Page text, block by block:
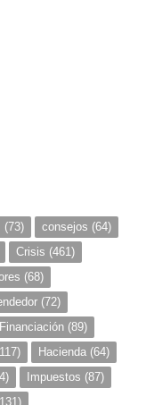
(73) consejos (64)
Crisis (461)
(68)
(72)
Financiación (89)
Hacienda (64)
Impuestos (87)